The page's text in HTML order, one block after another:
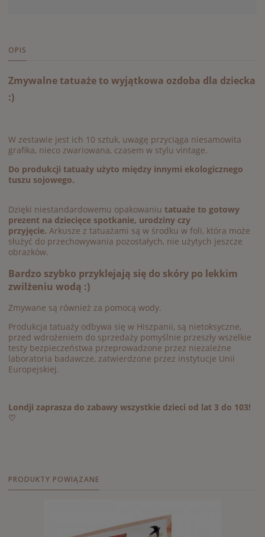
OPIS
Zmywalne tatuaże to wyjątkowa ozdoba dla dziecka
:)
W zestawie jest ich 10 sztuk, uwagę przyciąga niesamowita
grafika, nieco zwariowana, czasem w stylu vintage.
Do produkcji tatuaży użyto między innymi ekologicznego
tuszu sojowego.
Dzięki niestandardowemu opakowaniu tatuaże to gotowy
prezent na dziecięce spotkanie, urodziny czy
przyjęcie. Arkusze z tatuażami są w środku w foli, która może
służyć do przechowywania pozostałych, nie użytych jeszcze
obrazków.
Bardzo szybko przyklejają się do skóry po lekkim
zwilżeniu wodą :)
Zmywane są również za pomocą wody.
Produkcja tatuaży odbywa się w Hiszpanii, są nietoksyczne,
przed wdrożeniem do sprzedaży pomyślnie przeszły wszelkie
testy bezpieczeństwa przeprowadzone przez niezależne
laboratoria badawcze, zatwierdzone przez instytucje Unii
Europejskiej.
Londji zaprasza do zabawy wszystkie dzieci od lat 3 do 103!
♡
PRODUKTY POWIĄZANE